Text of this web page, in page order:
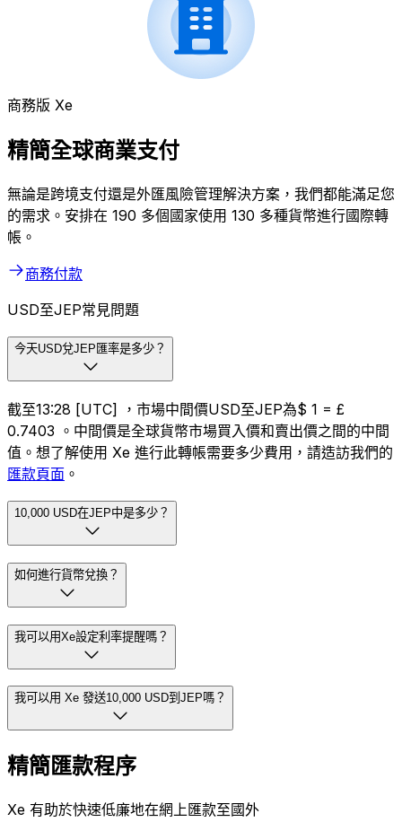
商務版 Xe
精簡全球商業支付
無論是跨境支付還是外匯風險管理解決方案，我們都能滿足您
的需求。安排在 190 多個國家使用 130 多種貨幣進行國際轉
帳。
商務付款
USD至JEP常見問題
今天USD兌JEP匯率是多少？
截至13:28 [UTC] ，市場中間價USD至JEP為$ 1 = £
0.7403 。中間價是全球貨幣市場買入價和賣出價之間的中間
值。想了解使用 Xe 進行此轉帳需要多少費用，請造訪我們的
匯款頁面 。
10,000 USD在JEP中是多少？
如何進行貨幣兌換？
我可以用Xe設定利率提醒嗎？
我可以用 Xe 發送10,000 USD到JEP嗎？
精簡匯款程序
Xe 有助於快速低廉地在網上匯款至國外